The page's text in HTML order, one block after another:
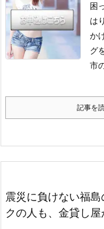
困
は
か
グ
市
記事を
震災に負けない福
クの人も、金貸し屋